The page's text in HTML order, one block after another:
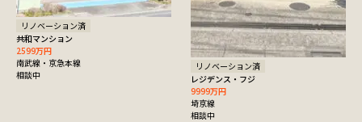
リノベーション済
共和マンション
2599万円
南武線・京急本線
相談中
リノベーション済
レジデンス・フジ
9999万円
埼京線
相談中